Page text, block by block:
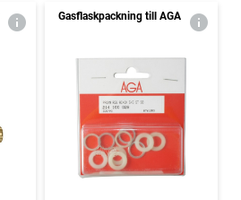
Gasflaskpackning till AGA